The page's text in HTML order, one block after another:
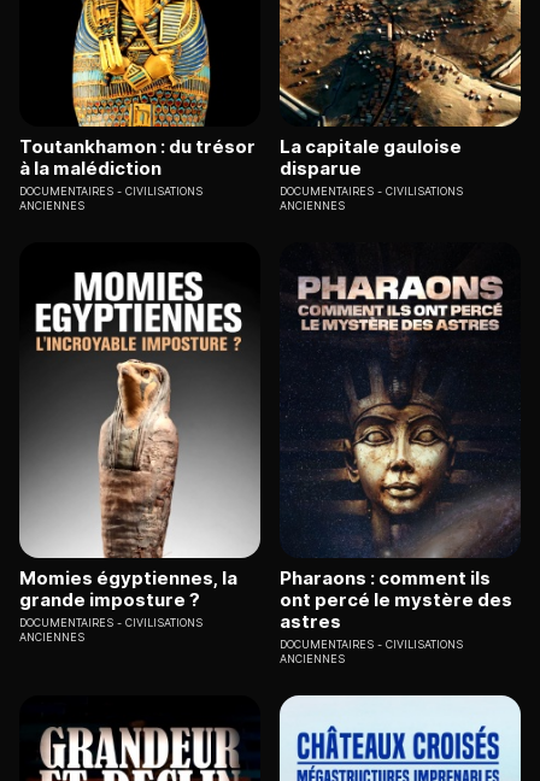
Toutankhamon : du trésor
à la malédiction
DOCUMENTAIRES
CIVILISATIONS
ANCIENNES
La capitale gauloise
disparue
DOCUMENTAIRES
CIVILISATIONS
ANCIENNES
Momies égyptiennes, la
grande imposture ?
DOCUMENTAIRES
CIVILISATIONS
ANCIENNES
Pharaons : comment ils
ont percé le mystère des
astres
DOCUMENTAIRES
CIVILISATIONS
ANCIENNES